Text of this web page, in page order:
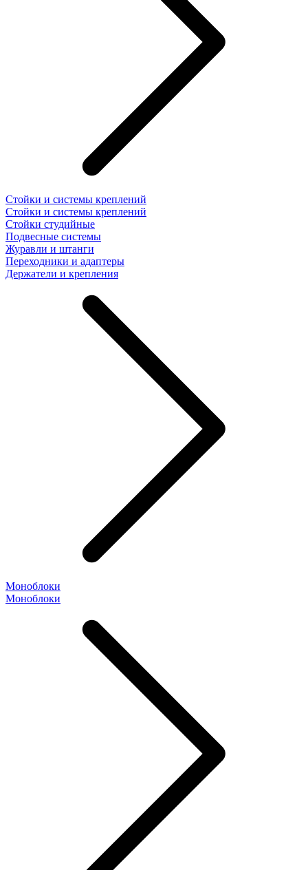
Стойки и системы креплений
Стойки и системы креплений
Стойки студийные
Подвесные системы
Журавли и штанги
Переходники и адаптеры
Держатели и крепления
Моноблоки
Моноблоки